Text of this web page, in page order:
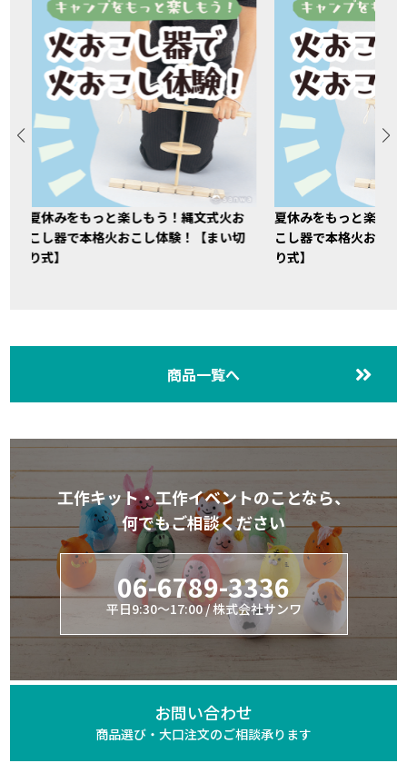
夏休みをもっと楽しもう！縄文式火お
こし器で本格火おこし体験！【まい切
り式】
夏休みをもっと楽しも
こし器で本格火おこ
り式】
商品一覧へ
工作キット・工作イベントのことなら、
何でもご相談ください
06-6789-3336
平日9:30～17:00 / 株式会社サンワ
お問い合わせ
商品選び・大口注文のご相談承ります